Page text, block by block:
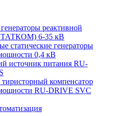
реактивной
6-35 кВ
статические генераторы
0,4 кВ
источник питания RU-
тиристорный компенсатор
RU-DRIVE SVC